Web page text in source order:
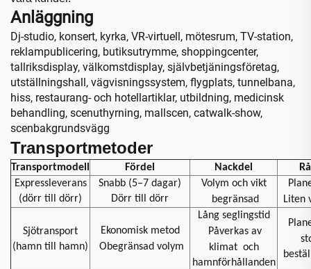
Anläggning
Dj-studio, konsert, kyrka, VR-virtuell, mötesrum, TV-station,
reklampublicering, butiksutrymme, shoppingcenter,
tallriksdisplay, välkomstdisplay, självbetjäningsföretag,
utställningshall, vägvisningssystem, flygplats, tunnelbana,
hiss, restaurang- och hotellartiklar, utbildning, medicinsk
behandling, scenuthyrning, mallscen, catwalk-show,
scenbakgrundsvägg
Transportmetoder
Transportmodell Fördel Nackdel
Expressleverans
(dörr till dörr)
Snabb (5–7 dagar)
Dörr till dörr
Volym och vikt
begränsad
Liten
Sjötransport
(hamn till hamn)
Ekonomisk metod
Obegränsad volym
Lång seglingstid
Påverkas av
klimat och
hamnförhållanden